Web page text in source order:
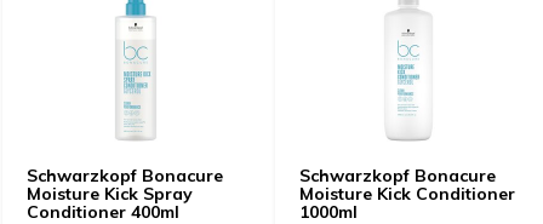
Schwarzkopf Bonacure
Moisture Kick Spray
Conditioner 400ml
Schwarzkopf Bonacure
Moisture Kick Conditioner
1000ml